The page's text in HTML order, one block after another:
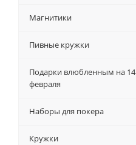
Магнитики
Пивные кружки
Подарки влюбленным на 14
февраля
Наборы для покера
Кружки